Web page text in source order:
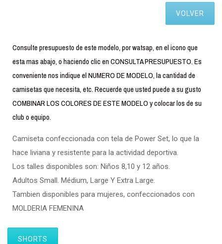
VOLVER
Consulte presupuesto de este modelo, por watsap, en el icono que
esta mas abajo, o haciendo clic en CONSULTA PRESUPUESTO. Es
conveniente nos indique el NUMERO DE MODELO, la cantidad de
camisetas que necesita, etc. Recuerde que usted puede a su gusto
COMBINAR LOS COLORES DE ESTE MODELO y colocar los de su
club o equipo.
Camiseta confeccionada con tela de Power Set, lo que la
hace liviana y resistente para la actividad deportiva.
Los talles disponibles son: Niños 8,10 y 12 años.
Adultos Small. Médium, Large Y Extra Large.
Tambien disponibles para mujeres, confeccionados con
MOLDERIA FEMENINA
SHORTS